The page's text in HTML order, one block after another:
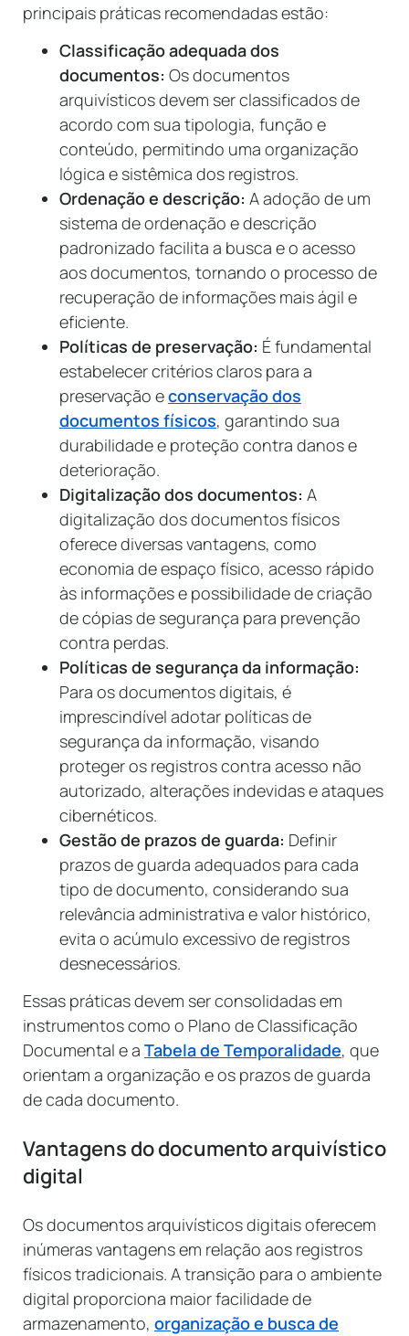
principais práticas recomendadas estão:
Classificação adequada dos
documentos: Os documentos
arquivísticos devem ser classificados de
acordo com sua tipologia, função e
conteúdo, permitindo uma organização
lógica e sistêmica dos registros.
Ordenação e descrição: A adoção de um
sistema de ordenação e descrição
padronizado facilita a busca e o acesso
aos documentos, tornando o processo de
recuperação de informações mais ágil e
eficiente.
Políticas de preservação: É fundamental
estabelecer critérios claros para a
preservação econservação dos
documentos físicos, garantindo sua
durabilidade e proteção contra danos e
deterioração.
Digitalização dos documentos: A
digitalização dos documentos físicos
oferece diversas vantagens, como
economia de espaço físico, acesso rápido
às informações e possibilidade de criação
de cópias de segurança para prevenção
contra perdas.
Políticas de segurança da informação:
Para os documentos digitais, é
imprescindível adotar políticas de
segurança da informação, visando
proteger os registros contra acesso não
autorizado, alterações indevidas e ataques
cibernéticos.
Gestão de prazos de guarda: Definir
prazos de guarda adequados para cada
tipo de documento, considerando sua
relevância administrativa e valor histórico,
evita o acúmulo excessivo de registros
desnecessários.
Essas práticas devem ser consolidadas em
instrumentos como o Plano de Classificação
Documental e a Tabela de Temporalidade, que
orientam a organização e os prazos de guarda
de cada documento.
Vantagens do documento arquivístico
digital
Os documentos arquivísticos digitais oferecem
inúmeras vantagens em relação aos registros
físicos tradicionais. A transição para o ambiente
digital proporciona maior facilidade de
armazenamento, organização e busca de